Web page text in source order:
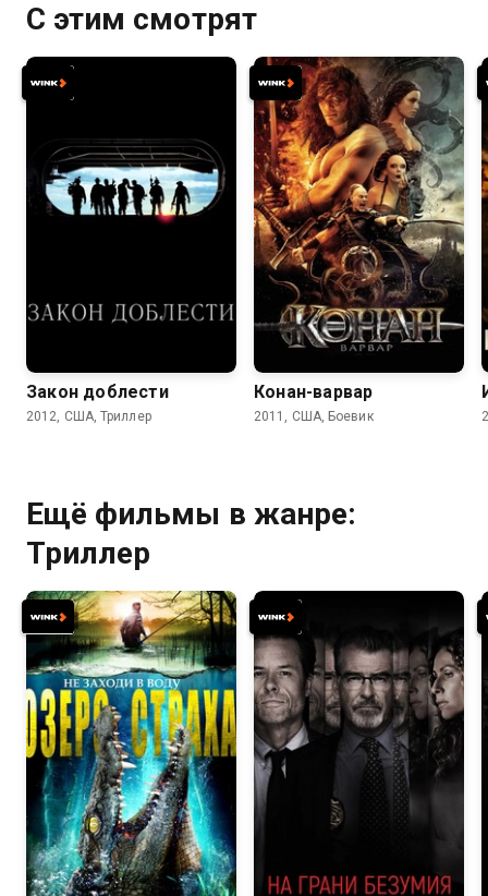
С этим смотрят
Закон доблести
2012, США, Триллер
5.7 5.2
Конан-варвар
2011, США, Боевик
Ещё фильмы в жанре:
Триллер
4.1 4.0 6.1 5.7